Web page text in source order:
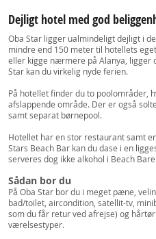
Dejligt hotel med god
Oba Star ligger ualmindeligt dejligt i
mindre end 150 meter til hotellets
eller kigge nærmere på Alanya, ligger
Star kan du virkelig nyde ferien.
På hotellet finder du to poolområder,
afslappende område. Der er også
samt separat børnepool.
Hotellet har en stor restaurant samt
Stars Beach Bar kan du dase i en
serveres dog ikke alkohol i Beach
Sådan bor du
På Oba Star bor du i meget pæne,
bad/toilet, aircondition, satellit-tv,
som du får retur ved afrejse) og
værelsestyper.